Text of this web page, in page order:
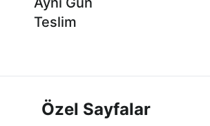
Teslim
Özel Sayfalar